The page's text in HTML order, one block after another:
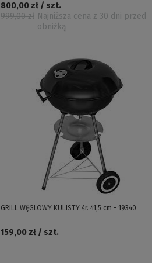
999,00 zł Najniższa cena z 30 dni przed
obniżką
800,00 zł / szt.
GRILL WĘGLOWY KULISTY śr. 41,5 cm - 19340
159,00 zł / szt.